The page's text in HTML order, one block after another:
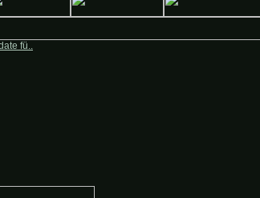
Krieger.de
fü..